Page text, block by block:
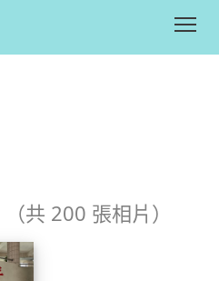
（共 200 張相片）
113學生音樂比賽